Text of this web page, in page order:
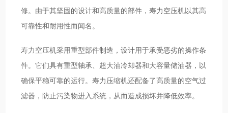
修。由于其坚固的设计和高质量的部件，寿力空压机以其高
可靠性和耐用性而闻名。
寿力空压机采用重型部件制造，设计用于承受恶劣的操作条
件。它们具有重型轴承、超大油冷却器和大容量储油器，以
确保平稳可靠的运行。寿力压缩机还配备了高质量的空气过
滤器，防止污染物进入系统，从而造成损坏并降低效率。